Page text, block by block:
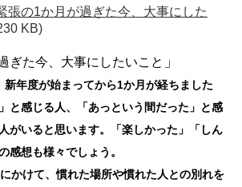
張の1か月が過ぎた今、大事にした
KB)
ぎた今、大事にしたいこと 」
新年度が始まってから1か月が経ちました
と感じる人、「あっという間だった」と感
がいると思います。「楽しかった」「しん
感想も様々でしょう。
かけて、慣れた場所や慣れた人との別れを